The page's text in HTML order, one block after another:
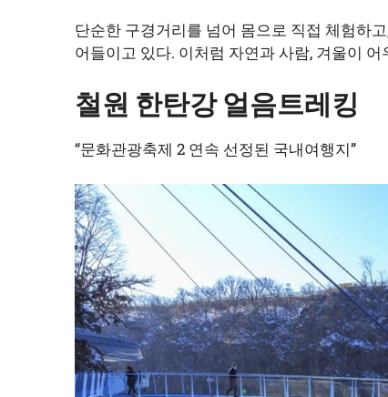
단순한 구경거리를 넘어 몸으로 직접 체험하
어들이고 있다. 이처럼 자연과 사람, 겨울이
철원 한탄강 얼음트레킹
“문화관광축제 2 연속 선정된 국내여행지”